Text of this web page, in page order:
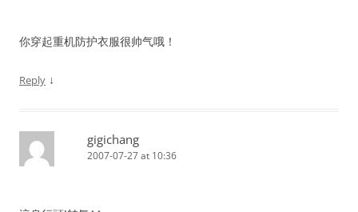
你穿起重机防护衣服很帅气哦！
Reply ↓
gigichang
2007-07-27 at 10:36